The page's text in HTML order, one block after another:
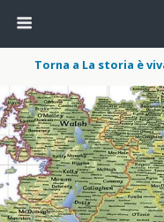
Torna a La storia è